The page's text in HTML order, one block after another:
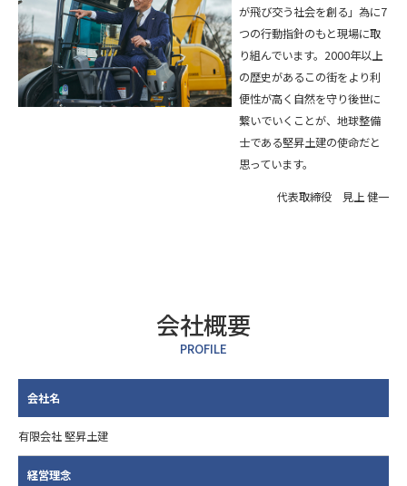
が飛び交う社会を創る」為に7
つの行動指針のもと現場に取
り組んでいます。2000年以上
の歴史があるこの街をより利
便性が高く自然を守り後世に
繋いでいくことが、地球整備
士である堅昇土建の使命だと
思っています。
代表取締役 見上 健一
会社概要
PROFILE
会社名
有限会社 堅昇土建
経営理念